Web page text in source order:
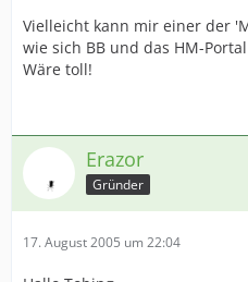
Vielleicht kann mir einer der
wie sich BB und das HM-
Wäre toll!
Erazor
Gründer
17. August 2005 um 22:04